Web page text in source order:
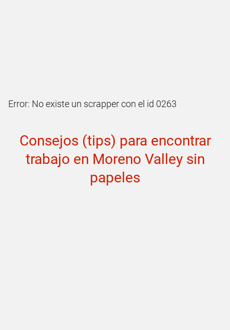
Error: No existe un scrapper con el id 0263
Consejos (tips) para encontrar
trabajo en Moreno Valley sin
papeles